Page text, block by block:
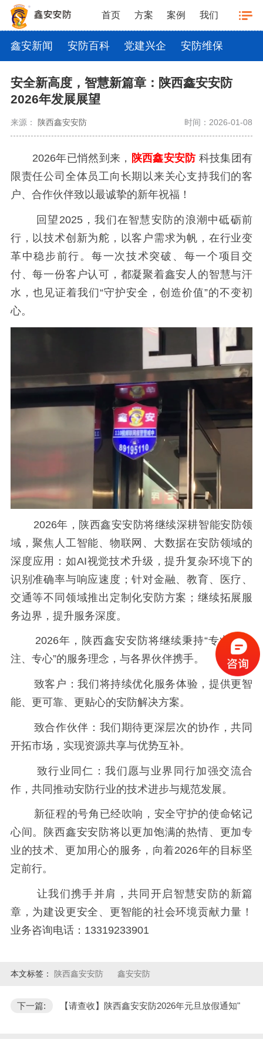
首页 方案 案例 我们
鑫安新闻 安防百科 党建兴企 安防维保
安全新高度，智慧新篇章：陕西鑫安安防
2026年发展展望
来源： 陕西鑫安安防 时间：2026-01-08
2026年已悄然到来， 陕西鑫安安防 科技集团有
限责任公司全体员工向长期以来关心支持我们的客
户、合作伙伴致以最诚挚的新年祝福！
回望2025，我们在智慧安防的浪潮中砥砺前
行，以技术创新为舵，以客户需求为帆，在行业变
革中稳步前行。每一次技术突破、每一个项目交
付、每一份客户认可，都凝聚着鑫安人的智慧与汗
水，也见证着我们“守护安全，创造价值”的不变初
心。
2026年，陕西鑫安安防将继续深耕智能安防领
域，聚焦人工智能、物联网、大数据在安防领域的
深度应用：如AI视觉技术升级，提升复杂环境下的
识别准确率与响应速度；针对金融、教育、医疗、
交通等不同领域推出定制化安防方案；继续拓展服
务边界，提升服务深度。
2026年，陕西鑫安安防将继续秉持“专业、专
注、专心”的服务理念，与各界伙伴携手。
致客户：我们将持续优化服务体验，提供更智
能、更可靠、更贴心的安防解决方案。
致合作伙伴：我们期待更深层次的协作，共同
开拓市场，实现资源共享与优势互补。
致行业同仁：我们愿与业界同行加强交流合
作，共同推动安防行业的技术进步与规范发展。
新征程的号角已经吹响，安全守护的使命铭记
心间。陕西鑫安安防将以更加饱满的热情、更加专
业的技术、更加用心的服务，向着2026年的目标坚
定前行。
让我们携手并肩，共同开启智慧安防的新篇
章，为建设更安全、更智能的社会环境贡献力量！
业务咨询电话：13319233901
本文标签： 陕西鑫安安防 鑫安安防
下一篇: 【请查收】陕西鑫安安防2026年元旦放假通知"